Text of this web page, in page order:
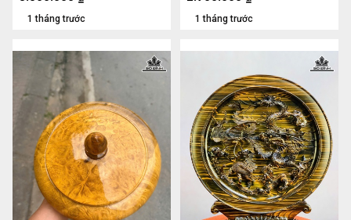
1 tháng trước 1 tháng trước